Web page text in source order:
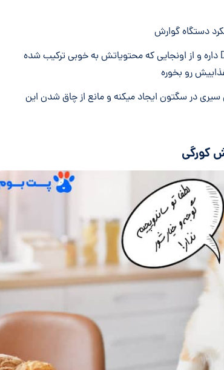
دستگاه گوارش
ویتامین D۳ داره و از اونجایی که محتویاتش به خوبی ترکیب شده
رو بخوره
در سگتون ایجاد میکنه و مانع از چاق شدن این